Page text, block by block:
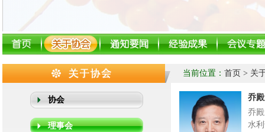
当前位置： 首页 > 关
协会
理事会
乔
乔
水